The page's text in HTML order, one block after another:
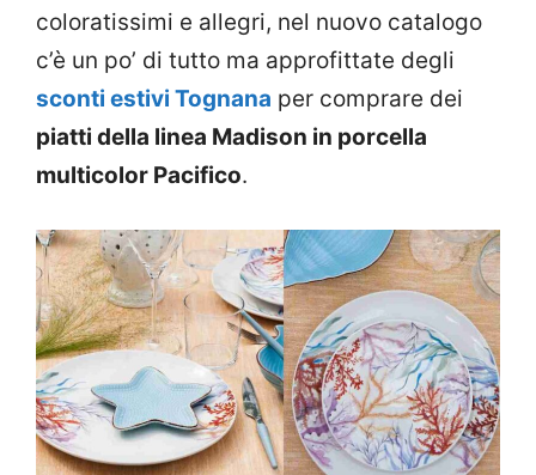
coloratissimi e allegri, nel nuovo catalogo
c’è un po’ di tutto ma approfittate degli
sconti estivi Tognana per comprare dei
piatti della linea Madison in porcella
multicolor Pacifico.